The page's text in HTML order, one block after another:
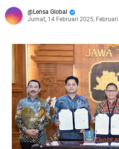
Lensa Global
Jumat, 14 Februari 2025, Februari